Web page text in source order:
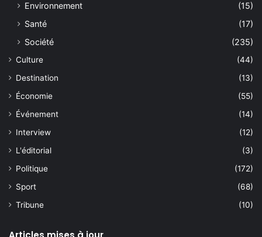
Environnement
(15)
Santé
(17)
Société
(235)
Culture
(44)
Destination
(13)
Économie
(55)
Événement
(14)
Interview
(12)
L'éditorial
(3)
Politique
(172)
Sport
(68)
Tribune
(10)